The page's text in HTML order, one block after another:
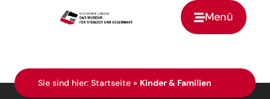
Menü
Zur Startseite
Sie sind hier: Startseite » Kinder & Familien